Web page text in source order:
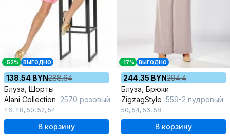
-52% ВЫГОДНО
138.54 BYN288.64
Блуза, Шорты
Alani Collection 2570 розовый
46, 48, 50, 52, 54
В корзину
-17% ВЫГОДНО
244.35 BYN294.4
Блуза, Брюки
ZigzagStyle 559-2 пудровый
50, 54, 56, 58
В корзину